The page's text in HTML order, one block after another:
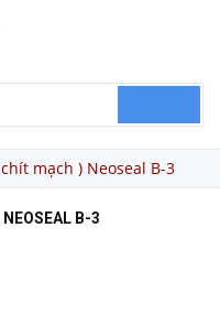
mạch ) Neoseal B-3
B-3